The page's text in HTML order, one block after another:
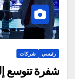
رئيسي شركات
شفرة تتوسع